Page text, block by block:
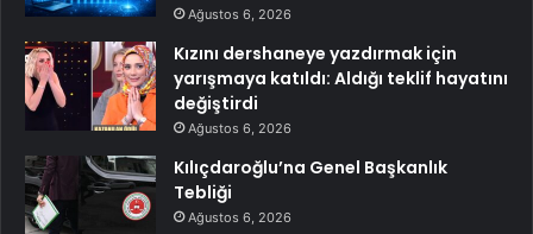
Ağustos 6, 2026
Kızını dershaneye yazdırmak için
yarışmaya katıldı: Aldığı teklif hayatını
değiştirdi
Ağustos 6, 2026
Kılıçdaroğlu’na Genel Başkanlık
Tebliği
Ağustos 6, 2026